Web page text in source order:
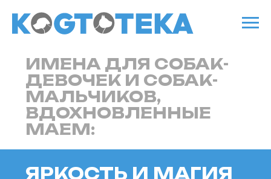
ДЕВОЧЕК И СОБАК-
МАЛЬЧИКОВ,
ВДОХНОВЛЕННЫЕ
МАЕМ:
05
ЯРКОСТЬ И МАГИЯ
МАЯ